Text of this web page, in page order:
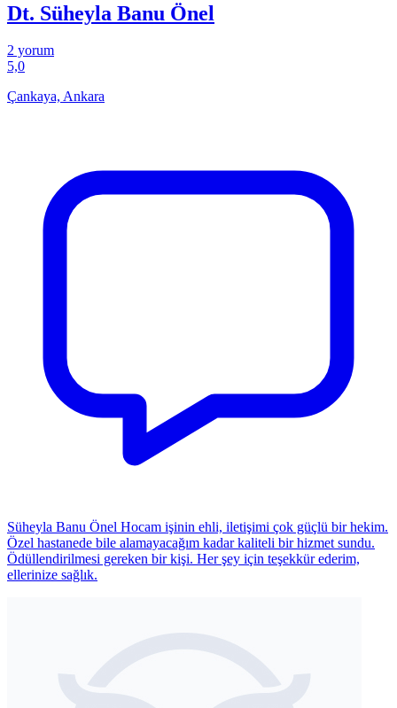
Dt. Süheyla Banu Önel
2 yorum
5,0
Çankaya, Ankara
Süheyla Banu Önel Hocam işinin ehli, iletişimi çok güçlü bir hekim.
Özel hastanede bile alamayacağım kadar kaliteli bir hizmet sundu.
Ödüllendirilmesi gereken bir kişi. Her şey için teşekkür ederim,
ellerinize sağlık.